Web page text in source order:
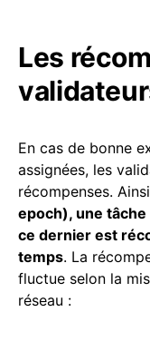
Les
En cas de bonne
assignées, les
récompenses.
epoch), une
ce dernier est
temps. La
fluctue selon la
réseau :